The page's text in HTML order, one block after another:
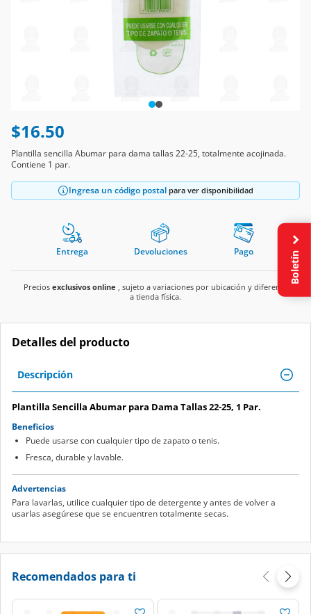
$16.50
Plantilla sencilla Abumar para dama tallas 22-25, totalmente acojinada.
Contiene 1 par.
Ingresa un código postal para ver disponibilidad
Entrega Devoluciones Pago
Precios exclusivos online , sujeto a variaciones por ubicación y diferente
a tienda física.
Detalles del producto
Descripción
Plantilla Sencilla Abumar para Dama Tallas 22-25, 1 Par.
Beneficios
Puede usarse con cualquier tipo de zapato o tenis.
Fresca, durable y lavable.
Advertencias
Para lavarlas, utilice cualquier tipo de detergente y antes de volver a
usarlas asegúrese que se encuentren totalmente secas.
Recomendados para ti
Boletín